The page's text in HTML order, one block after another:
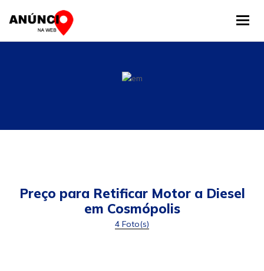
Preço para Retificar Motor a Diesel
em Cosmópolis
4 Foto(s)